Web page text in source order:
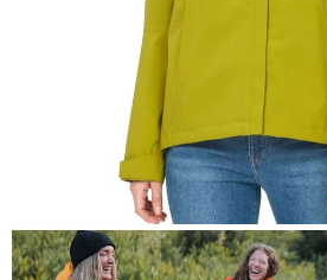
３．收到繳費通知簡訊後14天內，點擊此簡訊
ATM／網路銀行／等多元方式進行付款，方視為
※ 請注意：結帳手續完成當下不需立刻繳費，
購買商品的店家。未經商家同意取消之訂單仍
後付繳納相關費用。
※ 交易是否成功請以「AFTEE先享後付 」之結
是否繳費成功／繳費後需取消欲退款等相關疑
客戶支援中心」https://
１．透過由恩沛科技股份有限公司提供之「
易，需依本服務之必要範圍內提供個人資料，
權轉讓予恩沛科技股份有限公司。
每筆NT$60，滿NT$1,000(含以上)免運費
付款後萊爾富取貨
每筆NT$60，滿NT$1,000(含以上)免運費
每筆NT$60，滿NT$1,000(含以上)免運費
付款後7-11取貨
每筆NT$60，滿NT$1,000(含以上)免運費